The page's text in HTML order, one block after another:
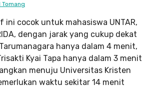
Tomang
ini cocok untuk mahasiswa UNTAR,
dengan jarak yang cukup dekat
hanya dalam 4 menit,
Kyai Tapa hanya dalam 3 menit
menuju Universitas Kristen
waktu sekitar 14 menit